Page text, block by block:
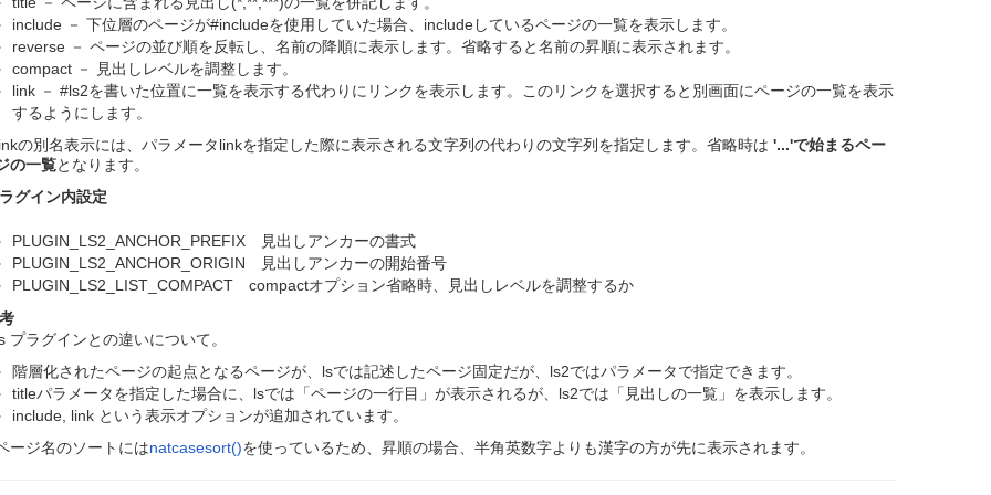
include － 下位層のページが#includeを使用していた場合、includeしているページの一覧を表示します。
reverse － ページの並び順を反転し、名前の降順に表示します。省略すると名前の昇順に表示されます。
compact － 見出しレベルを調整します。
link － #ls2を書いた位置に一覧を表示する代わりにリンクを表示します。このリンクを選択すると別画面にページの一覧を表示
するようにします。
の別名表示には、パラメータlinkを指定した際に表示される文字列の代わりの文字列を指定します。省略時は '...'で始まるペー
の一覧となります。
グイン内設定
PLUGIN_LS2_ANCHOR_PREFIX 見出しアンカーの書式
PLUGIN_LS2_ANCHOR_ORIGIN 見出しアンカーの開始番号
PLUGIN_LS2_LIST_COMPACT compactオプション省略時、見出しレベルを調整するか
プラグインとの違いについて。
階層化されたページの起点となるページが、lsでは記述したページ固定だが、ls2ではパラメータで指定できます。
titleパラメータを指定した場合に、lsでは「ページの一行目」が表示されるが、ls2では「見出しの一覧」を表示します。
include, link という表示オプションが追加されています。
ージ名のソートにはnatcasesort()を使っているため、昇順の場合、半角英数字よりも漢字の方が先に表示されます。